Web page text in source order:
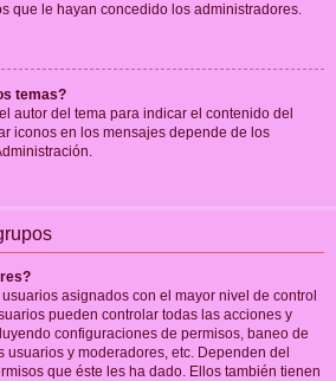
que le hayan concedido los administradores.
temas?
autor del tema para indicar el contenido del
iconos en los mensajes depende de los
asignados con el mayor nivel de control
pueden controlar todas las acciones y
configuraciones de permisos, baneo de
y moderadores, etc. Dependen del
que éste les ha dado. Ellos también tienen